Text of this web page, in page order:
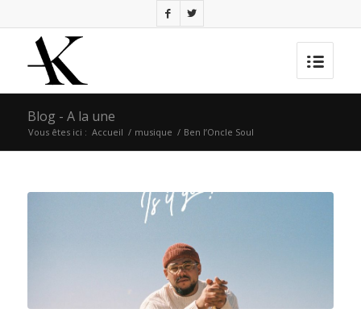
Blog - A la une
Vous êtes ici : Accueil / musique / Ben l’Oncle Soul